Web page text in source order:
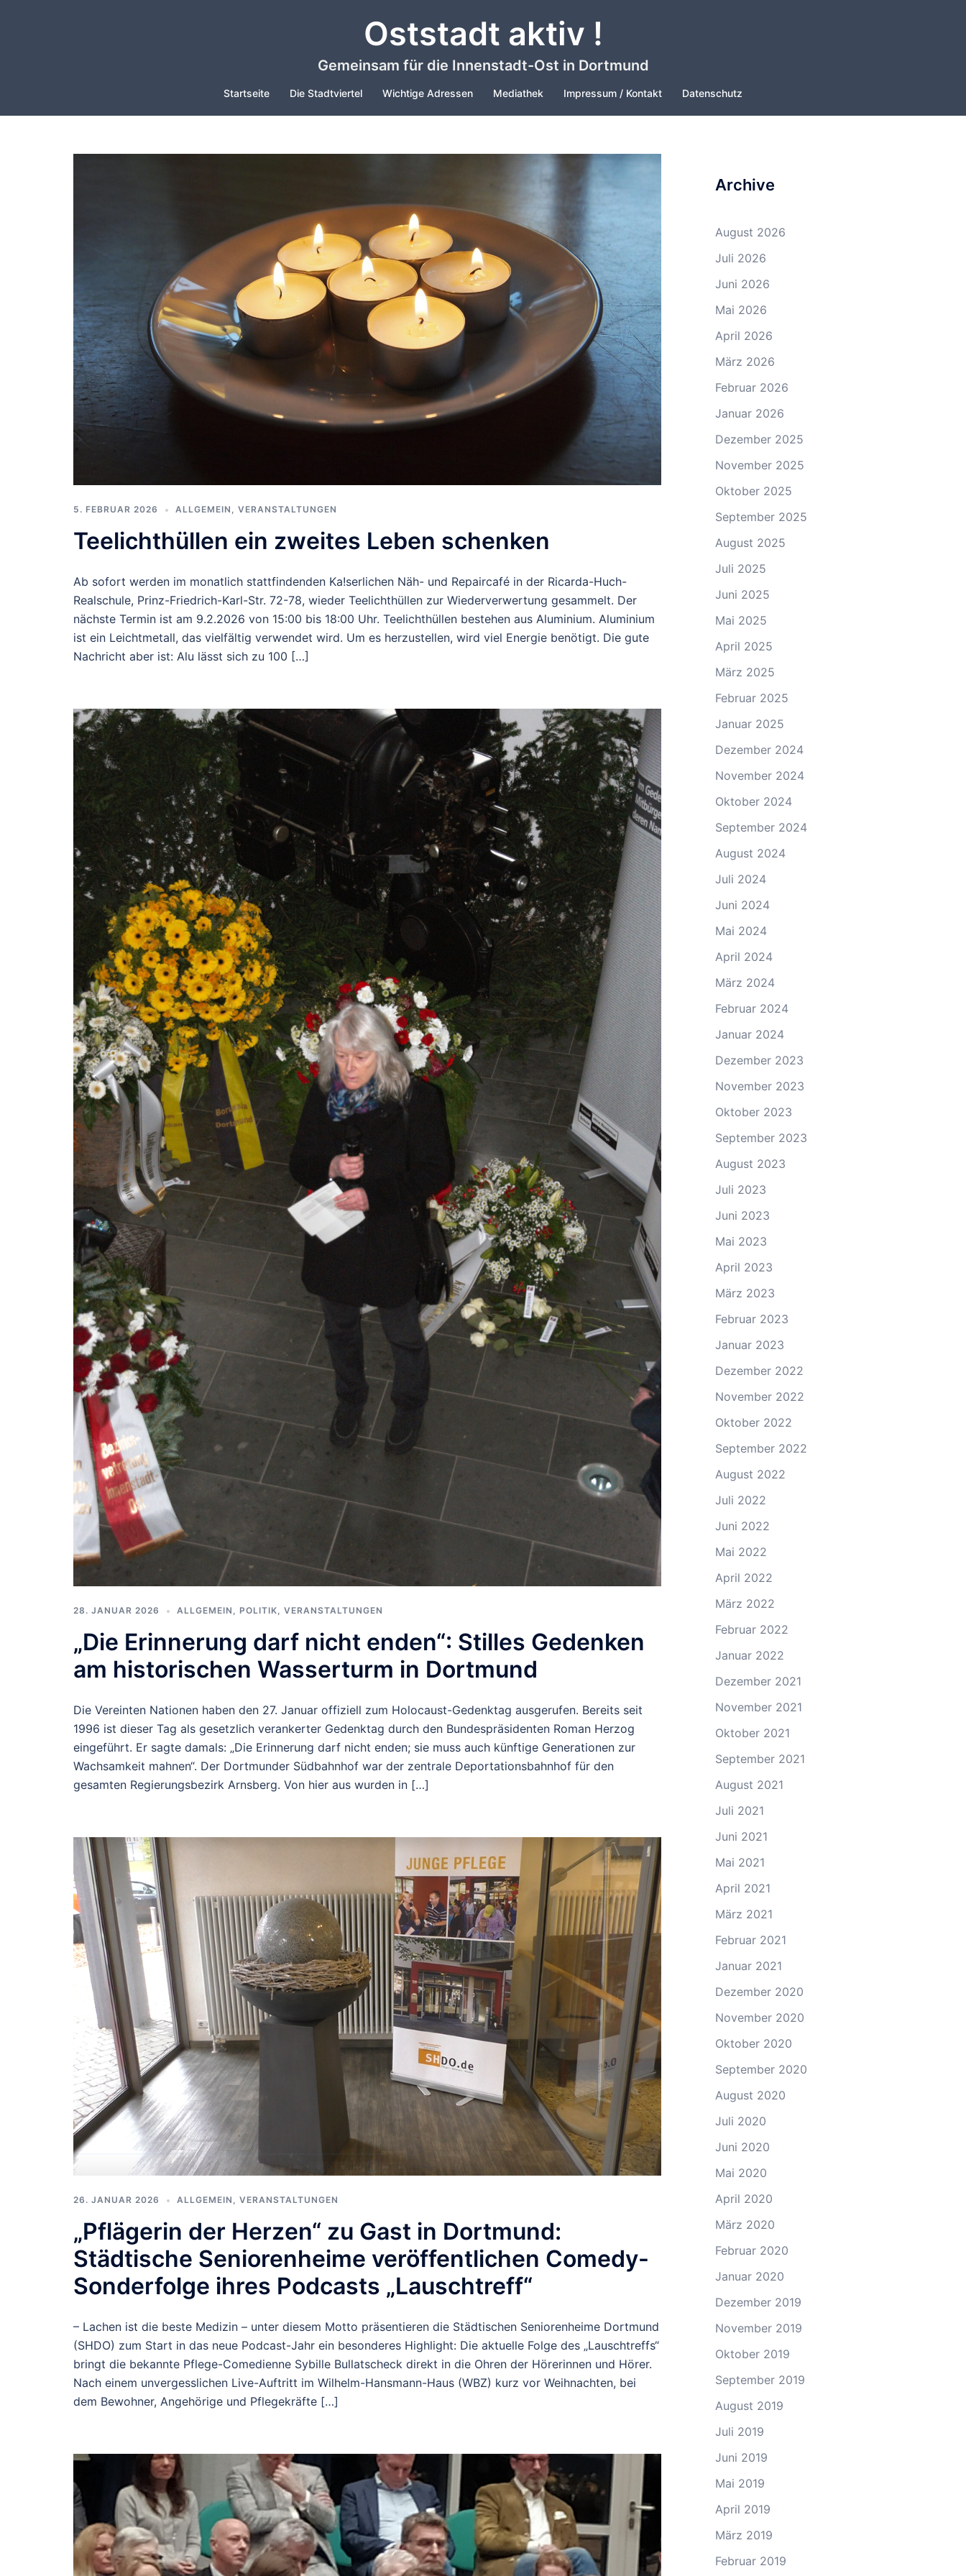
Oststadt aktiv !
Gemeinsam für die Innenstadt-Ost in Dortmund
Startseite Die Stadtviertel Wichtige Adressen Mediathek Impressum / Kontakt Datenschutz
5. FEBRUAR 2026 ALLGEMEIN VERANSTALTUNGEN
Teelichthüllen ein zweites Leben schenken
Ab sofort werden im monatlich stattfindenden Ka!serlichen Näh- und Repaircafé in der Ricarda-Huch-
Realschule, Prinz-Friedrich-Karl-Str. 72-78, wieder Teelichthüllen zur Wiederverwertung gesammelt. Der
nächste Termin ist am 9.2.2026 von 15:00 bis 18:00 Uhr. Teelichthüllen bestehen aus Aluminium. Aluminium
ist ein Leichtmetall, das vielfältig verwendet wird. Um es herzustellen, wird viel Energie benötigt. Die gute
Nachricht aber ist: Alu lässt sich zu 100 […]
28. JANUAR 2026 ALLGEMEIN , POLITIK, VERANSTALTUNGEN
„Die Erinnerung darf nicht enden“: Stilles Gedenken
am historischen Wasserturm in Dortmund
Die Vereinten Nationen haben den 27. Januar offiziell zum Holocaust-Gedenktag ausgerufen. Bereits seit
1996 ist dieser Tag als gesetzlich verankerter Gedenktag durch den Bundespräsidenten Roman Herzog
eingeführt. Er sagte damals: „Die Erinnerung darf nicht enden; sie muss auch künftige Generationen zur
Wachsamkeit mahnen“. Der Dortmunder Südbahnhof war der zentrale Deportationsbahnhof für den
gesamten Regierungsbezirk Arnsberg. Von hier aus wurden in […]
26. JANUAR 2026 ALLGEMEIN VERANSTALTUNGEN
„Pflägerin der Herzen“ zu Gast in Dortmund:
Städtische Seniorenheime veröffentlichen Comedy-
Sonderfolge ihres Podcasts „Lauschtreff“
– Lachen ist die beste Medizin – unter diesem Motto präsentieren die Städtischen Seniorenheime Dortmund
(SHDO) zum Start in das neue Podcast-Jahr ein besonderes Highlight: Die aktuelle Folge des „Lauschtreffs“
bringt die bekannte Pflege-Comedienne Sybille Bullatscheck direkt in die Ohren der Hörerinnen und Hörer.
Nach einem unvergesslichen Live-Auftritt im Wilhelm-Hansmann-Haus (WBZ) kurz vor Weihnachten, bei
dem Bewohner, Angehörige und Pflegekräfte […]
Archive
August 2026
Juli 2026
Juni 2026
Mai 2026
April 2026
März 2026
Februar 2026
Januar 2026
Dezember 2025
November 2025
Oktober 2025
September 2025
August 2025
Juli 2025
Juni 2025
Mai 2025
April 2025
März 2025
Februar 2025
Januar 2025
Dezember 2024
November 2024
Oktober 2024
September 2024
August 2024
Juli 2024
Juni 2024
Mai 2024
April 2024
März 2024
Februar 2024
Januar 2024
Dezember 2023
November 2023
Oktober 2023
September 2023
August 2023
Juli 2023
Juni 2023
Mai 2023
April 2023
März 2023
Februar 2023
Januar 2023
Dezember 2022
November 2022
Oktober 2022
September 2022
August 2022
Juli 2022
Juni 2022
Mai 2022
April 2022
März 2022
Februar 2022
Januar 2022
Dezember 2021
November 2021
Oktober 2021
September 2021
August 2021
Juli 2021
Juni 2021
Mai 2021
April 2021
März 2021
Februar 2021
Januar 2021
Dezember 2020
November 2020
Oktober 2020
September 2020
August 2020
Juli 2020
Juni 2020
Mai 2020
April 2020
März 2020
Februar 2020
Januar 2020
Dezember 2019
November 2019
Oktober 2019
September 2019
August 2019
Juli 2019
Juni 2019
Mai 2019
April 2019
März 2019
Februar 2019